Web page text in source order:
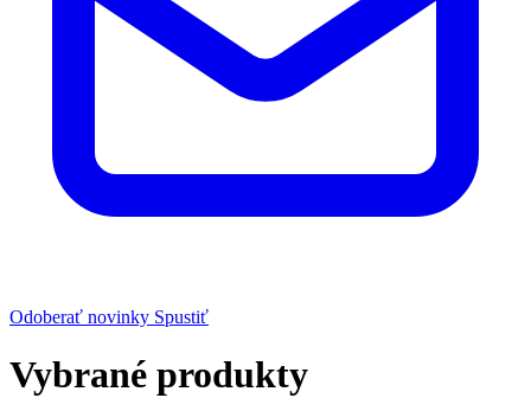
Odoberať novinky Spustiť
Vybrané produkty